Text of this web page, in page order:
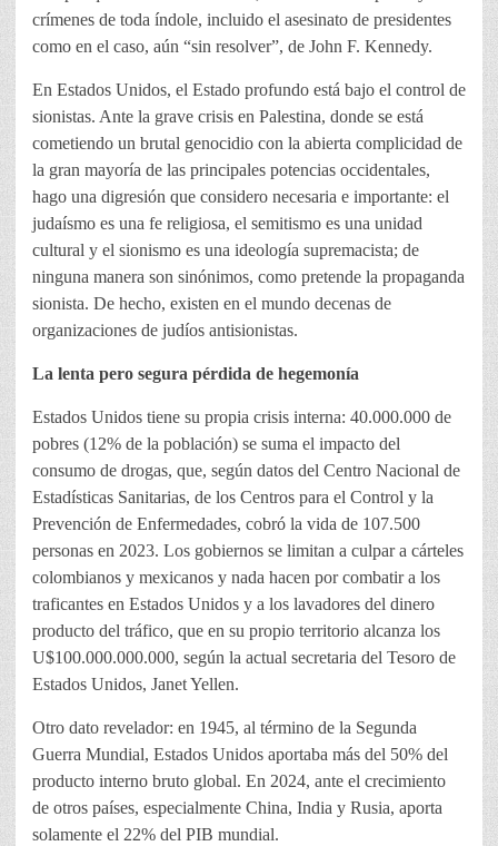
crímenes de toda índole, incluido el asesinato de presidentes
como en el caso, aún “sin resolver”, de John F. Kennedy.
En Estados Unidos, el Estado profundo está bajo el control de
sionistas. Ante la grave crisis en Palestina, donde se está
cometiendo un brutal genocidio con la abierta complicidad de
la gran mayoría de las principales potencias occidentales,
hago una digresión que considero necesaria e importante: el
judaísmo es una fe religiosa, el semitismo es una unidad
cultural y el sionismo es una ideología supremacista; de
ninguna manera son sinónimos, como pretende la propaganda
sionista. De hecho, existen en el mundo decenas de
organizaciones de judíos antisionistas.
La lenta pero segura pérdida de hegemonía
Estados Unidos tiene su propia crisis interna: 40.000.000 de
pobres (12% de la población) se suma el impacto del
consumo de drogas, que, según datos del Centro Nacional de
Estadísticas Sanitarias, de los Centros para el Control y la
Prevención de Enfermedades, cobró la vida de 107.500
personas en 2023. Los gobiernos se limitan a culpar a cárteles
colombianos y mexicanos y nada hacen por combatir a los
traficantes en Estados Unidos y a los lavadores del dinero
producto del tráfico, que en su propio territorio alcanza los
U$100.000.000.000, según la actual secretaria del Tesoro de
Estados Unidos, Janet Yellen.
Otro dato revelador: en 1945, al término de la Segunda
Guerra Mundial, Estados Unidos aportaba más del 50% del
producto interno bruto global. En 2024, ante el crecimiento
de otros países, especialmente China, India y Rusia, aporta
solamente el 22% del PIB mundial.